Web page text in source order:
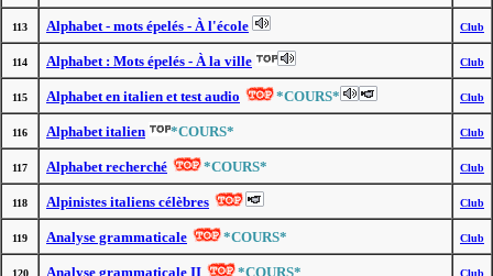
113 Alphabet - mots épelés - À l'école Club
114 Alphabet : Mots épelés - À la ville Club
115 Alphabet en italien et test audio *COURS* Club
116 Alphabet italien *COURS* Club
117 Alphabet recherché *COURS* Club
118 Alpinistes italiens célèbres Club
119 Analyse grammaticale *COURS* Club
120 Analyse grammaticale II *COURS* Club